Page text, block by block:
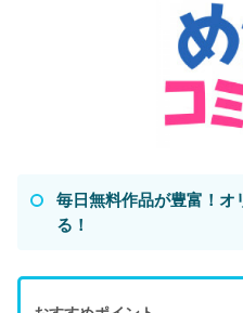
毎日無料作品が豊富！
る！